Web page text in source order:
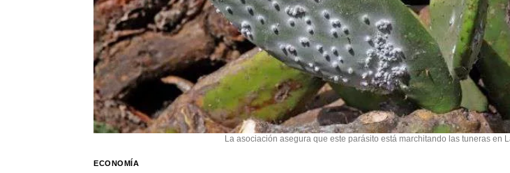
La asociación asegura que este parásito está marchitando las tuneras en
ECONOMÍA